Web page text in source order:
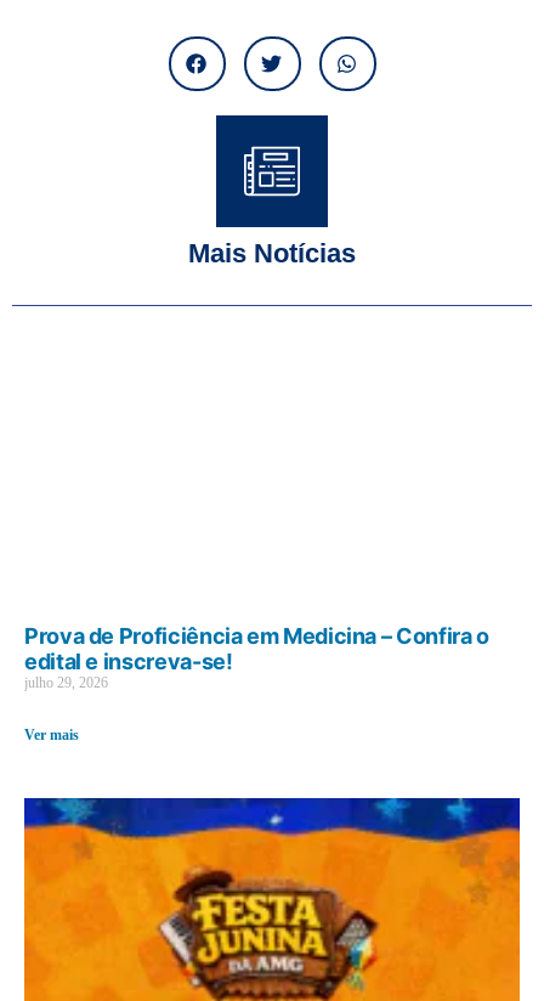
Mais Notícias
Prova de Proficiência em Medicina – Confira o
edital e inscreva-se!
julho 29, 2026
Ver mais